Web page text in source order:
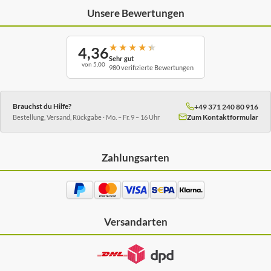
Unsere Bewertungen
4,36
von 5,00
★ ★ ★ ★ ★
Sehr gut
980 verifizierte Bewertungen
Brauchst du Hilfe?
Bestellung, Versand, Rückgabe · Mo. – Fr. 9 – 16 Uhr
+49 371 240 80 916
Zum Kontaktformular
Zahlungsarten
Versandarten